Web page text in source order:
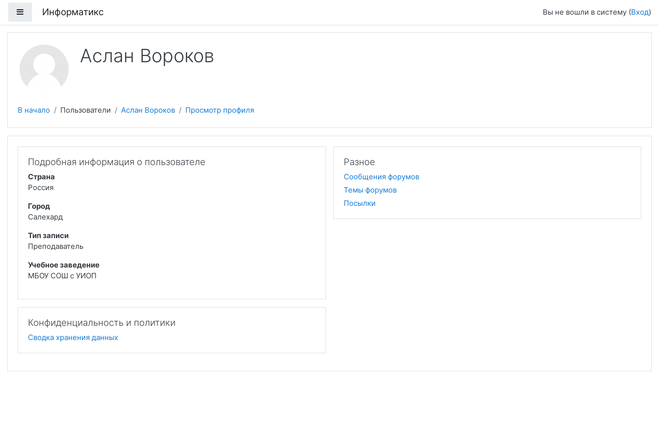
Боковая панель
Информатикс Вы не вошли в систему (Вход)
Аслан Вороков
В начало Пользователи Аслан Вороков Просмотр профиля
Подробная информация о пользователе
Страна
Россия
Город
Салехард
Тип записи
Преподаватель
Учебное заведение
МБОУ СОШ с УИОП
Конфиденциальность и политики
Сводка хранения данных
Разное
Сообщения форумов
Темы форумов
Посылки